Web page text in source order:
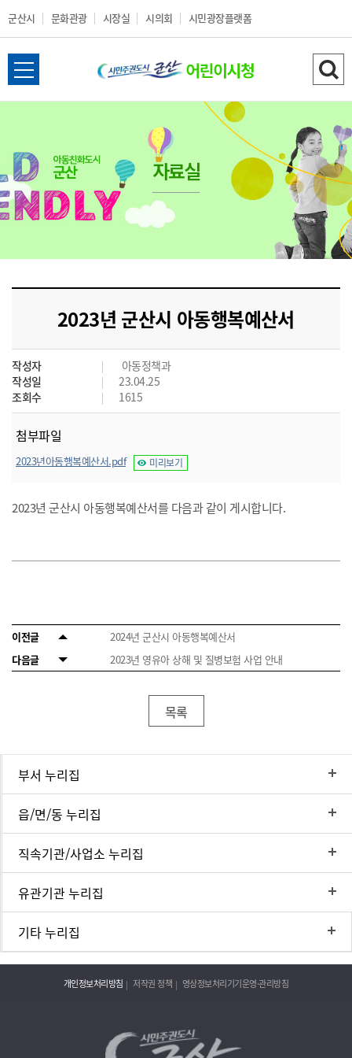
군산시 문화관광 시장실 시의회 시민광장플랫폼
군
산
어
이
시
청
전
체
열
기
검
색
기
자료실
2023년 군산시 아동행복예산서
작성자
아동정책과
작성일
23.04.25
조회수
1615
첨부파일
2023년아동행복예산서.pdf 미리보기
2023년 군산시 아동행복예산서를 다음과 같이 게시합니다.
이전글
2024년 군산시 아동행복예산서
다음글
2023년 영유아 상해 및 질병보험 사업 안내
목록
부서 누리집
읍/면/동 누리집
직속기관/사업소 누리집
유관기관 누리집
기타 누리집
개인정보처리방침 저작권 정책 영상정보처리기기운영·관리방침